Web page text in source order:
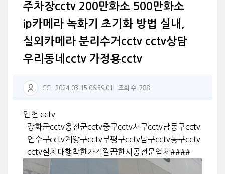
주차장cctv 200만화소 500만화소
ip카메라 녹화기 초기화 방법 실내,
실외카메라 분리수거cctv cctv상담
우리동네cctv 가정용cctv
CC 2024.03.15 06:59:01 조회 수: 788
인천 cctv
강화군cctv옹진군cctv중구cctv서구cctv남동구cctv
연수구cctv계양구cctv부평구cctv남구cctv동구cctv
cctv설치대행착한가격깔끔한시공전문업체####